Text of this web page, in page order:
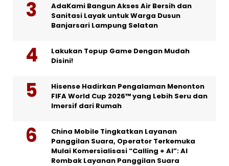
AdaKami Bangun Akses Air Bersih dan
Sanitasi Layak untuk Warga Dusun
Banjarsari Lampung Selatan
Lakukan Topup Game Dengan Mudah
Disini!
Hisense Hadirkan Pengalaman Menonton
FIFA World Cup 2026™ yang Lebih Seru dan
Imersif dari Rumah
China Mobile Tingkatkan Layanan
Panggilan Suara, Operator Terkemuka
Mulai Komersialisasi “Calling + AI”: AI
Rombak Layanan Panggilan Suara